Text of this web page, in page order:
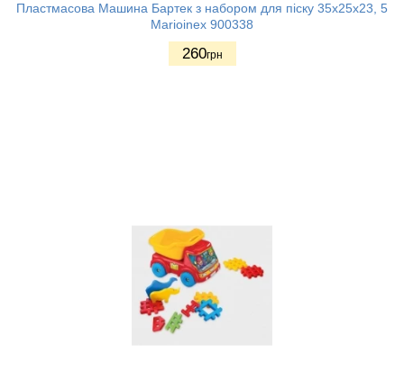
Пластмасова Машина Бартек з набором для піску 35х25х23, 5
Marioinex 900338
260грн